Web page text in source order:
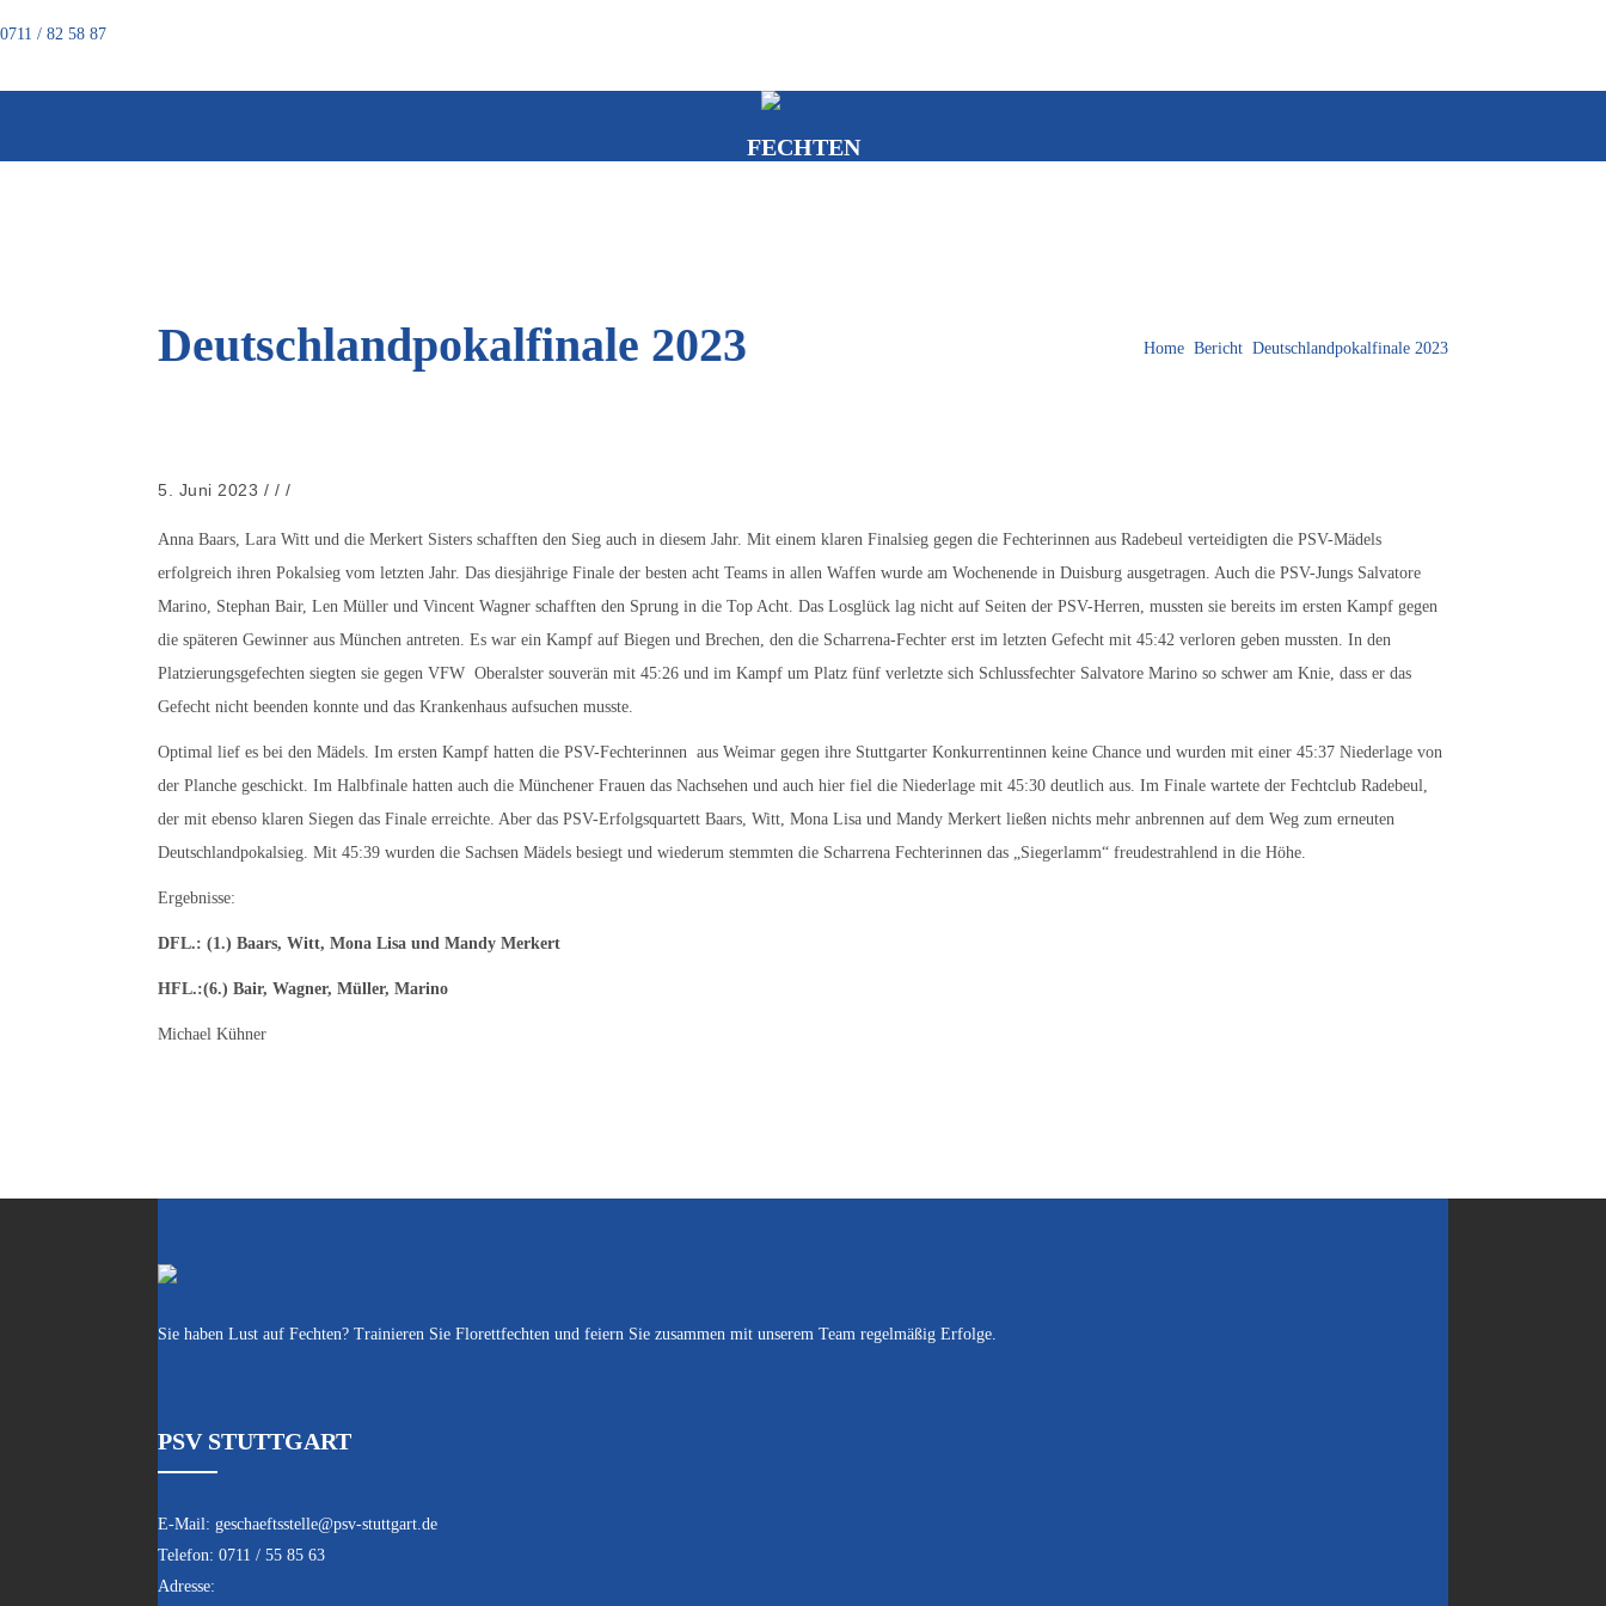
0711 / 82 58 87
FECHTEN
Deutschlandpokalfinale 2023 Home Bericht Deutschlandpokalfinale 2023
5. Juni 2023 / / /
Anna Baars, Lara Witt und die Merkert Sisters schafften den Sieg auch in diesem Jahr. Mit einem klaren Finalsieg gegen die Fechterinnen aus Radebeul verteidigten die PSV-Mädels
erfolgreich ihren Pokalsieg vom letzten Jahr. Das diesjährige Finale der besten acht Teams in allen Waffen wurde am Wochenende in Duisburg ausgetragen. Auch die PSV-Jungs Salvatore
Marino, Stephan Bair, Len Müller und Vincent Wagner schafften den Sprung in die Top Acht. Das Losglück lag nicht auf Seiten der PSV-Herren, mussten sie bereits im ersten Kampf gegen
die späteren Gewinner aus München antreten. Es war ein Kampf auf Biegen und Brechen, den die Scharrena-Fechter erst im letzten Gefecht mit 45:42 verloren geben mussten. In den
Platzierungsgefechten siegten sie gegen VFW Oberalster souverän mit 45:26 und im Kampf um Platz fünf verletzte sich Schlussfechter Salvatore Marino so schwer am Knie, dass er das
Gefecht nicht beenden konnte und das Krankenhaus aufsuchen musste.
Optimal lief es bei den Mädels. Im ersten Kampf hatten die PSV-Fechterinnen aus Weimar gegen ihre Stuttgarter Konkurrentinnen keine Chance und wurden mit einer 45:37 Niederlage von
der Planche geschickt. Im Halbfinale hatten auch die Münchener Frauen das Nachsehen und auch hier fiel die Niederlage mit 45:30 deutlich aus. Im Finale wartete der Fechtclub Radebeul,
der mit ebenso klaren Siegen das Finale erreichte. Aber das PSV-Erfolgsquartett Baars, Witt, Mona Lisa und Mandy Merkert ließen nichts mehr anbrennen auf dem Weg zum erneuten
Deutschlandpokalsieg. Mit 45:39 wurden die Sachsen Mädels besiegt und wiederum stemmten die Scharrena Fechterinnen das „Siegerlamm“ freudestrahlend in die Höhe.
Ergebnisse:
DFL.: (1.) Baars, Witt, Mona Lisa und Mandy Merkert
HFL.:(6.) Bair, Wagner, Müller, Marino
Michael Kühner
Sie haben Lust auf Fechten? Trainieren Sie Florettfechten und feiern Sie zusammen mit unserem Team regelmäßig Erfolge.
PSV STUTTGART
E-Mail: geschaeftsstelle@psv-stuttgart.de
Telefon: 0711 / 55 85 63
Adresse: